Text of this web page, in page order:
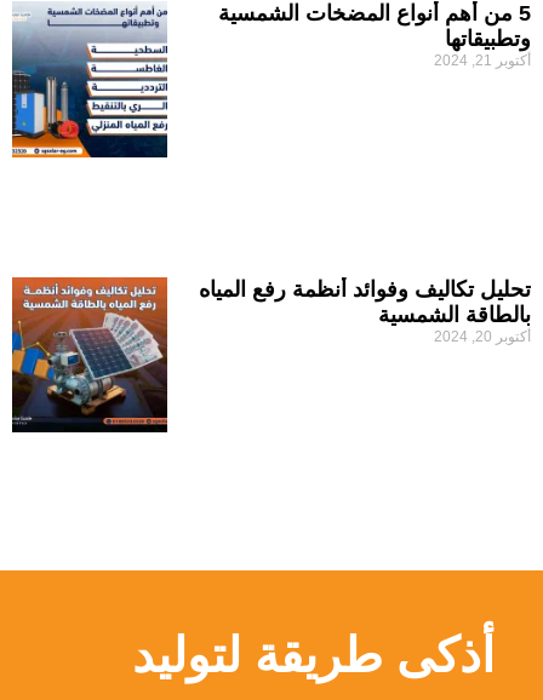
5 من أهم أنواع المضخات الشمسية
وتطبيقاتها
أكتوبر 21, 2024
تحليل تكاليف وفوائد أنظمة رفع المياه
بالطاقة الشمسية
أكتوبر 20, 2024
أذكى طريقة لتوليد